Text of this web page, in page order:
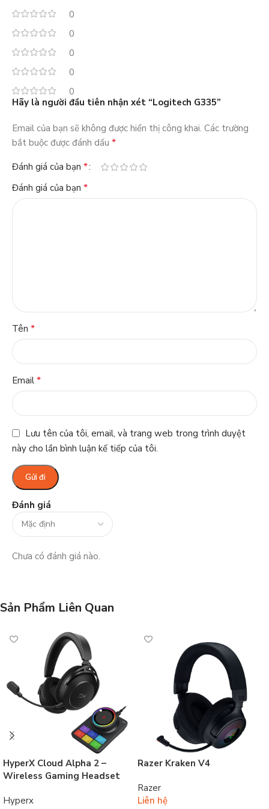
0
0
0
0
0
Đánh giá
Chưa có đánh giá nào.
Hãy là người đầu tiên nhận xét “Logitech G335”
Email của bạn sẽ không được hiển thị công khai. Các trường
bắt buộc được đánh dấu *
Đánh giá của bạn *
Đánh giá của bạn *
Tên *
Email *
Lưu tên của tôi, email, và trang web trong trình duyệt
này cho lần bình luận kế tiếp của tôi.
Sản Phẩm Liên Quan
HyperX Cloud Alpha 2 –
Wireless Gaming Headset
Hyperx
Razer Kraken V4
Razer
Liên hệ